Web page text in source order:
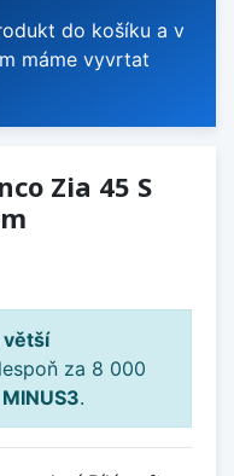
do košíku a v
máme vyvrtat
Zia 45 S
větší
za 8 000
MINUS3.